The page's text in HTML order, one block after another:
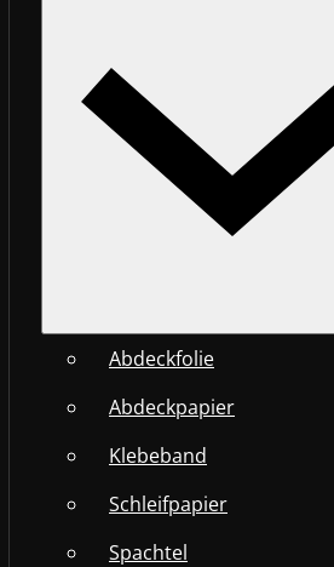
Abdeckfolie
Abdeckpapier
Klebeband
Schleifpapier
Spachtel